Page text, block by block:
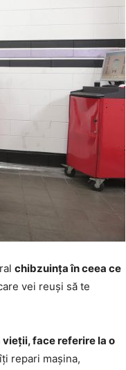
chibzuința în ceea ce
vei reuși să te
face referire la o
repari mașina,